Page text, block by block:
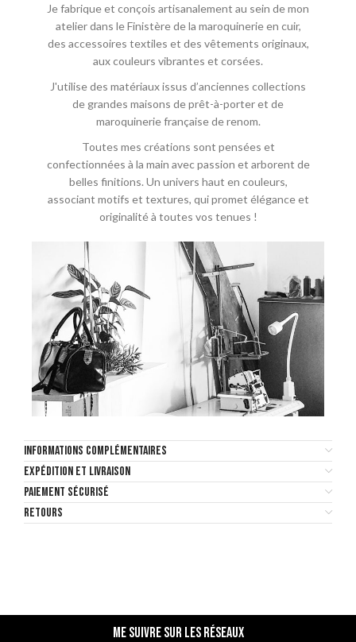
Je fabrique et conçois artisanalement au sein de mon
atelier dans le Finistère de la maroquinerie en cuir,
des accessoires textiles et des vêtements originaux,
aux couleurs vibrantes et corsées.
J'utilise des matériaux issus d’anciennes collections
de grandes maisons de prêt-à-porter et de
maroquinerie française de renom.
Toutes mes créations sont pensées et
confectionnées à la main avec passion et arborent de
belles finitions. Un univers haut en couleurs,
associant motifs et textures, qui promet élégance et
originalité à toutes vos tenues !
INFORMATIONS COMPLÉMENTAIRES
EXPÉDITION ET LIVRAISON
PAIEMENT SÉCURISÉ
RETOURS
Me suivre sur les réseaux